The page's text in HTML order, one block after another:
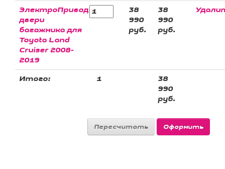
ЭлектроПривод
двери
багажника для
Toyota Land
Cruiser 2008-
2019
38
990
руб.
38
990
руб.
Итого: 1
38
990
руб.